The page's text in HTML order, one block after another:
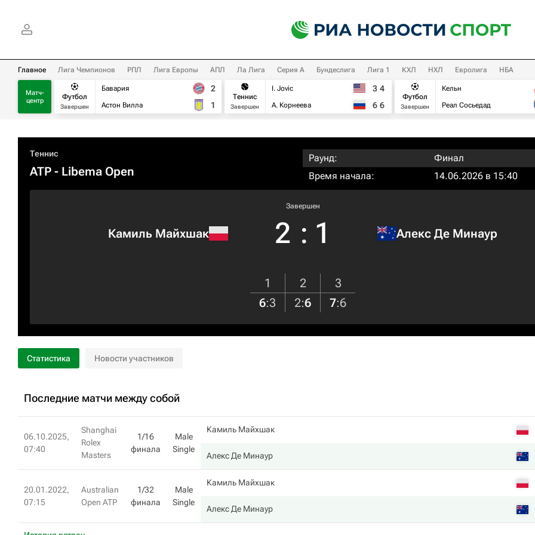
Главное Лига Чемпионов РПЛ Лига Европы АПЛ Ла Лига Серия А Бундеслига Лига 1 КХЛ НХЛ Евролига НБА
Матч-
центр
Футбол
Завершен
Бавария
Астон Вилла
2
1
Теннис
Завершен
I. Jovic
А. Корнеева
3 4
6 6
Футбол
Завершен
Кельн
Реал Сосьедад
Теннис
ATP - Libema Open
Раунд:
Финал
Время начала:
14.06.2026 в 15:40
Камиль Майхшак
Завершен
2 : 1 Алекс Де Минаур
1 2
3
6:3 2:6 7:6
Статистика Новости участников
Последние матчи между собой
06.10.2025,
07:40
Shanghai
Rolex
Masters
1/16
финала
Male
Single
Камиль Майхшак
Алекс Де Минаур
20.01.2022,
07:15
Australian
Open ATP
1/32
финала
Male
Single
Камиль Майхшак
Алекс Де Минаур